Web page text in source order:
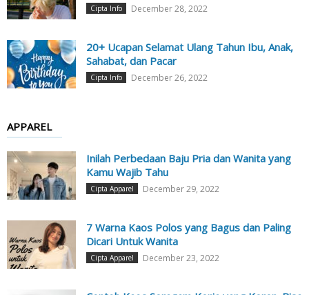
Cipta Info December 28, 2022
20+ Ucapan Selamat Ulang Tahun Ibu, Anak,
Sahabat, dan Pacar
Cipta Info December 26, 2022
APPAREL
Inilah Perbedaan Baju Pria dan Wanita yang
Kamu Wajib Tahu
Cipta Apparel December 29, 2022
7 Warna Kaos Polos yang Bagus dan Paling
Dicari Untuk Wanita
Cipta Apparel December 23, 2022